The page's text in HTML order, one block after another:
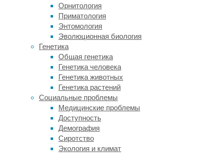
Орнитология
Приматология
Энтомология
Эволюционная биология
Генетика
Общая генетика
Генетика человека
Генетика животных
Генетика растений
Социальные проблемы
Медицинские проблемы
Доступность
Демография
Сиротство
Экология и климат
каждом
из
них.
Финансовая
выгода
Переход
на
IP-
телефонию
позволяет